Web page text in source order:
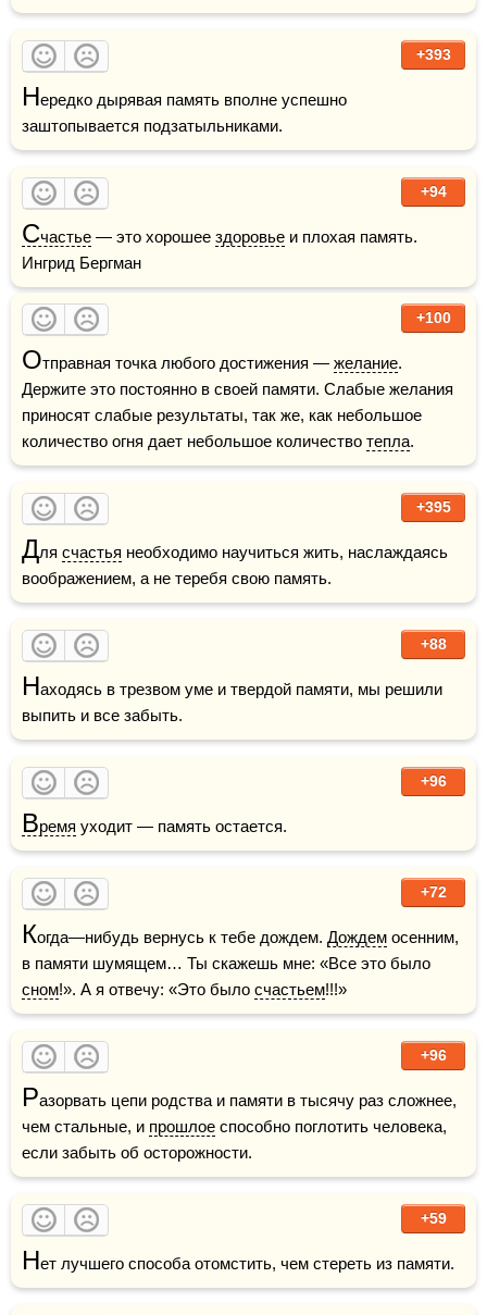
+393
Нередко дырявая память вполне успешно
заштопывается подзатыльниками.
+94
Счастье — это хорошее здоровье и плохая память.
Ингрид Бергман
+100
Отправная точка любого достижения — желание.
Держите это постоянно в своей памяти. Слабые желания
приносят слабые результаты, так же, как небольшое
количество огня дает небольшое количество тепла.
+395
Для счастья необходимо научиться жить, наслаждаясь
воображением, а не теребя свою память.
+88
Находясь в трезвом уме и твердой памяти, мы решили
выпить и все забыть.
+96
Время уходит — память остается.
+72
Когда—нибудь вернусь к тебе дождем. Дождем осенним,
сном!». А я отвечу: «Это было счастьем!!!»
+96
Разорвать цепи родства и памяти в тысячу раз сложнее,
чем стальные, и прошлое способно поглотить человека,
если забыть об осторожности.
+59
Нет лучшего способа отомстить, чем стереть из памяти.